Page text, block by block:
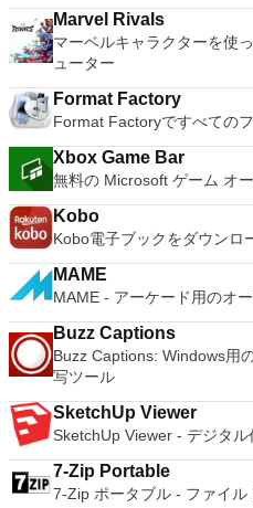
Fedora, and lots of other
Workstation Pro offers high
and cutting edge features
crowd. The full version is a
you pay for.
Marvel Rivals
マーベルキャラクターを使
ューター
Format Factory
Format Factoryですべての
Xbox Game Bar
無料の Microsoft ゲーム オ
Kobo
Kobo電子ブックをダウンロ
MAME
MAME - アーケード用のオ
Buzz Captions
Buzz Captions: Windows用
写ツール
SketchUp Viewer
SketchUp Viewer - デジタ
7-Zip Portable
7-Zip ポータブル - ファイル